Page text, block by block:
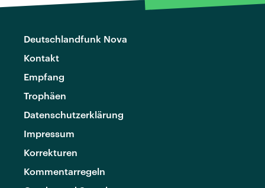
Deutschlandfunk Nova
Kontakt
Empfang
Trophäen
Datenschutzerklärung
Impressum
Korrekturen
Kommentarregeln